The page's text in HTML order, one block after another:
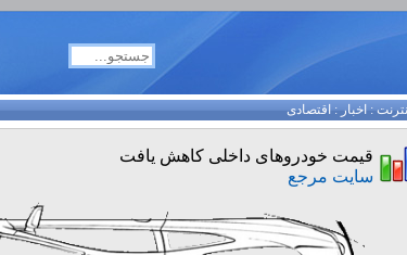
:اخبار:اقتصادی
قیمت خودروهای داخلی کاهش یافت
سایت مرجع